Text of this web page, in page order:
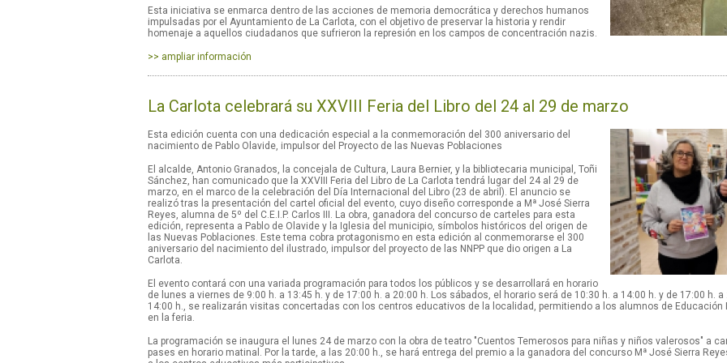
Esta iniciativa se enmarca dentro de las acciones de memoria democrática y derechos humanos
impulsadas por el Ayuntamiento de La Carlota, con el objetivo de preservar la historia y rendir
homenaje a aquellos ciudadanos que sufrieron la represión en los campos de concentración nazis.
>> ampliar información
La Carlota celebrará su XXVIII Feria del Libro del 24 al 29 de marzo
Esta edición cuenta con una dedicación especial a la conmemoración del 300 aniversario del
nacimiento de Pablo Olavide, impulsor del Proyecto de las Nuevas Poblaciones
El alcalde, Antonio Granados, la concejala de Cultura, Laura Bernier, y la bibliotecaria municipal, Toñi
Sánchez, han comunicado que la XXVIII Feria del Libro de La Carlota tendrá lugar del 24 al 29 de
marzo, en el marco de la celebración del Día Internacional del Libro (23 de abril). El anuncio se
realizó tras la presentación del cartel oficial del evento, cuyo diseño corresponde a Mª José Sierra
Reyes, alumna de 5º del C.E.I.P. Carlos III. La obra, ganadora del concurso de carteles para esta
edición, representa a Pablo de Olavide y la Iglesia del municipio, símbolos históricos del origen de
las Nuevas Poblaciones. Este tema cobra protagonismo en esta edición al conmemorarse el 300
aniversario del nacimiento del ilustrado, impulsor del proyecto de las NNPP que dio origen a La
Carlota.
El evento contará con una variada programación para todos los públicos y se desarrollará en horario
de lunes a viernes de 9:00 h. a 13:45 h. y de 17:00 h. a 20:00 h. Los sábados, el horario será de 10:30 h. a 14:00 h. y de 17:00 h.
14:00 h., se realizarán visitas concertadas con los centros educativos de la localidad, permitiendo a los alumnos de Educación
en la feria.
La programación se inaugura el lunes 24 de marzo con la obra de teatro "Cuentos Temerosos para niñas y niños valerosos" a
pases en horario matinal. Por la tarde, a las 20:00 h., se hará entrega del premio a la ganadora del concurso Mª José Sierra